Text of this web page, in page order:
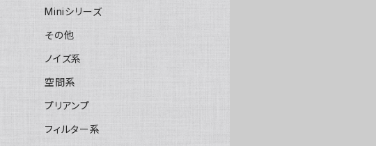
Miniシリーズ
その他
ノイズ系
空間系
プリアンプ
フィルター系